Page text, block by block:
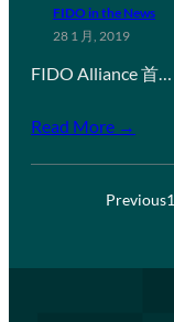
FIDO in the News
28 1 月, 2019
FIDO Alliance 首…
Read More →
Previous1